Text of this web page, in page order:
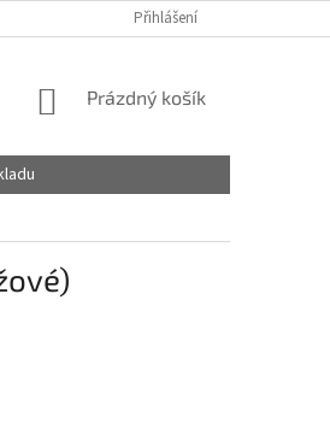
Přihlášení
NÁKUPNÍ
Prázdný košík